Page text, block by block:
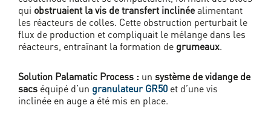
qui obstruaient la vis de transfert inclinéealimentant
les réacteurs de colles. Cette obstruction perturbait le
flux de production et compliquait le mélange dans les
réacteurs, entraînant la formation de grumeaux.
Solution Palamatic Process : un système de vidange de
sacs équipé d’un granulateur GR50 et d’une vis
inclinée en auge a été mis en place.